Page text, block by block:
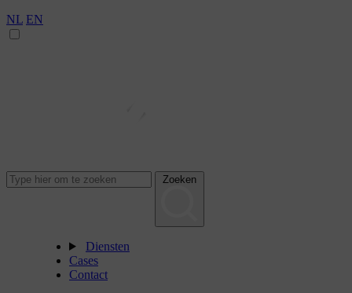
NL EN
Zoeken
Diensten
Cases
Contact